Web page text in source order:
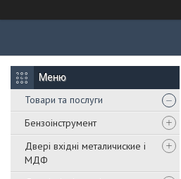
Товари та послуги
Бензоінструмент
Двері вхідні металичиские і
МДФ